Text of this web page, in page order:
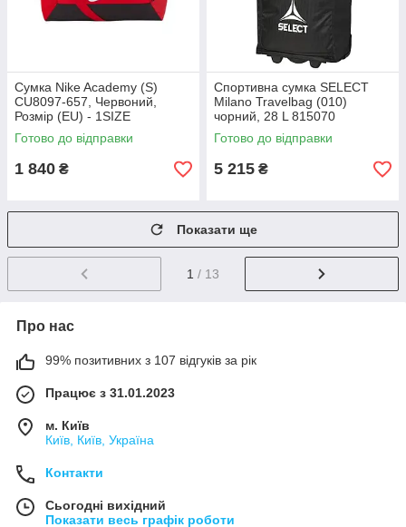
Сумка Nike Academy (S)
CU8097-657, Червоний,
Розмір (EU) - 1SIZE
Готово до відправки
1 840 ₴
Спортивна сумка SELECT
Milano Travelbag (010)
чорний, 28 L 815070
Готово до відправки
5 215 ₴
Показати ще
1 / 13
Про нас
99% позитивних з 107 відгуків за рік
Працює з 31.01.2023
м. Київ
Київ, Київ, Україна
Контакти
Сьогодні вихідний
Показати весь графік роботи